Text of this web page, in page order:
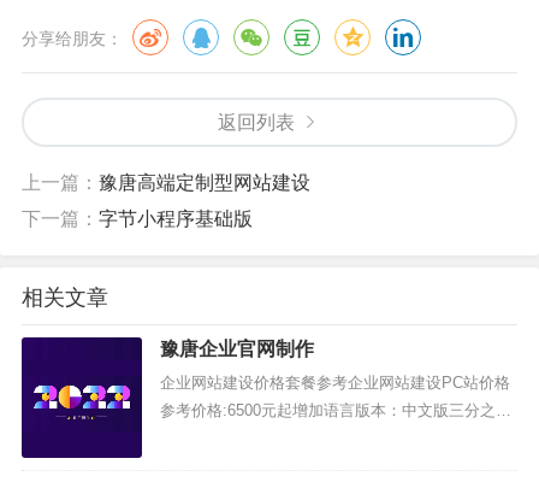
智能小程序被百度收录后，用户在百度APP搜索关键
词可展现相关结果
在百度APP搜索小程序完整名称时展现，排序受用户
语音直达
百度APP语音输入“小程序名称+小程序”，可直接打开
分享给朋友：
返回列表
上一篇： 豫唐高端定制型网站建设
下一篇： 字节小程序基础版
相关文章
豫唐企业官网制作
企业网站建设价格套餐参考企业网站建设PC站价格
参考价格:6500元起增加语言版本：中文版三分之一